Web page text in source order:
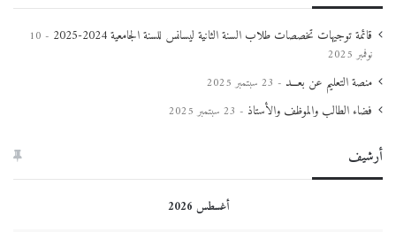
قائمة توجيهات تخصصات طلاب السنة الثانية ليسانس للسنة الجامعية 2024-2025
10
نوفمبر 2025
منصة التعليم عن بعـــد 23 سبتمبر 2025
فضاء الطالب والموظف والأستاذ 23 سبتمبر 2025
أرشيف
أغسطس 2026